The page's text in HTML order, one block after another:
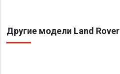
Другие модели Land Rover